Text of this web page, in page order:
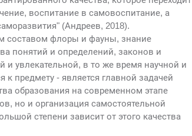
воспитание в самовоспитание, а
(Андреев, 2018).
составом флоры и фауны, знание
понятий и определений, законов и
и увлекательной, в то же время научной и
предмету - является главной задачей
образования на современном этапе
но и организация самостоятельной
степени зависит от этого качества